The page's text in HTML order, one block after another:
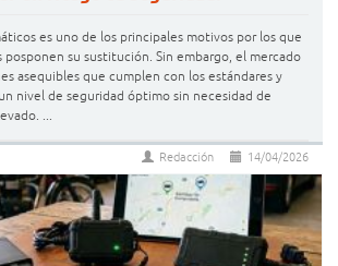
es uno de los principales motivos por los que
su sustitución. Sin embargo, el mercado
asequibles que cumplen con los estándares y
nivel de seguridad óptimo sin necesidad de
...
14/04/2026
Redacción